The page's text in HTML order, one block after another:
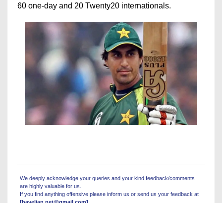
60 one-day and 20 Twenty20 internationals.
We deeply acknowledge your queries and your kind feedback/comments
are highly valuable for us.
If you find anything offensive please inform us or send us your feedback at